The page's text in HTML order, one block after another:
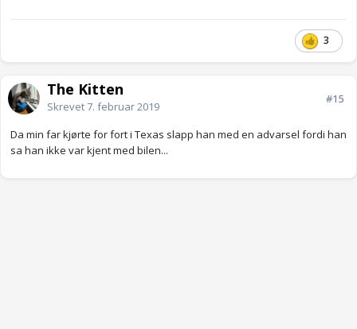
3
The Kitten
Skrevet7. februar 2019
#15
Da min far kjørte for fort i Texas slapp han med en advarsel fordi han
sa han ikke var kjent med bilen...